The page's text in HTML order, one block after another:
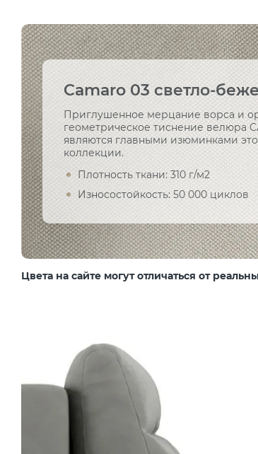
Camaro 03 светло-
Приглушенное мерцание ворса и
геометрическое тиснение велюра
являются главными изюминками
коллекции.
Плотность ткани: 310 г/м2
Износостойкость: 50 000 циклов
Цвета на сайте могут отличаться от